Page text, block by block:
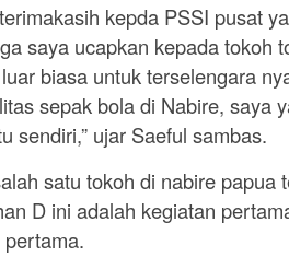
kepda PSSI pusat
saya ucapkan kepada tokoh
biasa untuk terselengara
sepak bola di Nabire, saya
sendiri,” ujar Saeful sambas.
satu tokoh di nabire papua
D ini adalah kegiatan